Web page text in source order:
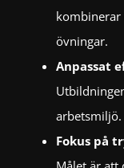
kombinerar
övningar.
Anpassat
arbetsmiljö.
Fokus på